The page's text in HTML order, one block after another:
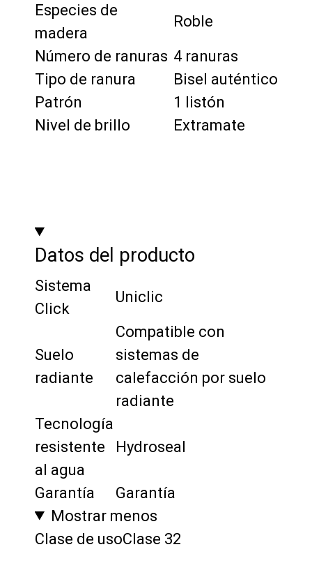
Especies de
madera
Roble
Número de ranuras 4 ranuras
Tipo de ranura
Bisel auténtico
Patrón
1 listón
Nivel de brillo
Extramate
Datos del producto
Sistema
Click
Uniclic
Suelo
radiante
Compatible con
sistemas de
calefacción por suelo
radiante
Tecnología
resistente
al agua
Hydroseal
Garantía
Garantía
Mostrar menos
Clase de usoClase 32